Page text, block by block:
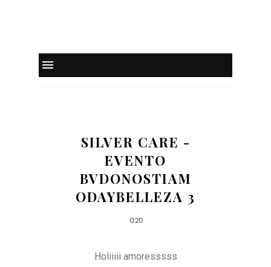
SILVER CARE -
EVENTO
BVDONOSTIAM
ODAYBELLEZA 3
0:20
Holiiiii amoresssss